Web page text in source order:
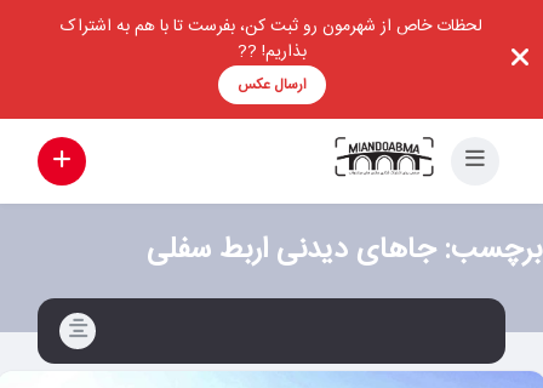
لحظات خاص از شهرمون رو ثبت کن، بفرست تا با هم به اشتراک
بذاریم! ??
ارسال عکس
برچسب:جاهای دیدنی اربط سفلی